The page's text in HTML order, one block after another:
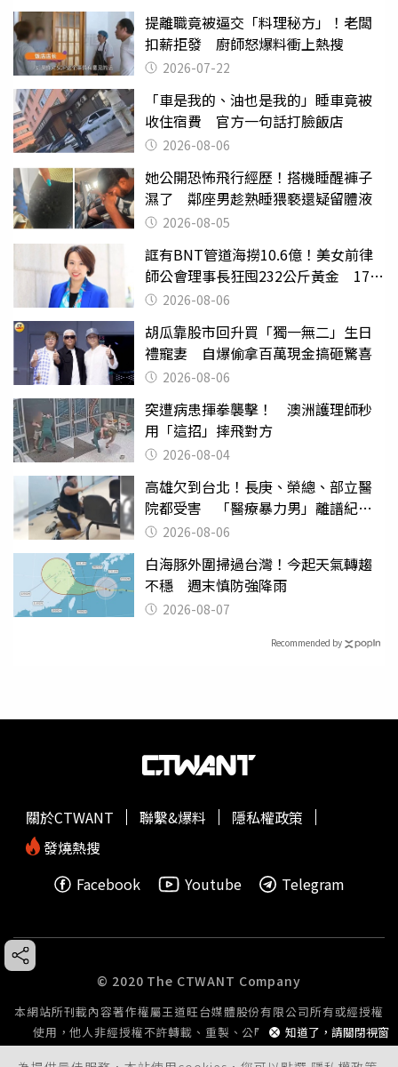
提離職竟被逼交「料理秘方」！老闆
扣薪拒發 廚師怒爆料衝上熱搜
2026-07-22
「車是我的、油也是我的」睡車竟被
收住宿費 官方一句話打臉飯店
2026-08-06
她公開恐怖飛行經歷！搭機睡醒褲子
濕了 鄰座男趁熟睡猥褻還疑留體液
2026-08-05
誆有BNT管道海撈10.6億！美女前律
師公會理事長狂囤232公斤黃金 17人
遭起訴
2026-08-06
胡瓜靠股市回升買「獨一無二」生日
禮寵妻 自爆偷拿百萬現金搞砸驚喜
2026-08-06
突遭病患揮拳襲擊！ 澳洲護理師秒
用「這招」摔飛對方
2026-08-04
高雄欠到台北！長庚、榮總、部立醫
院都受害 「醫療暴力男」離譜紀錄
曝光2026-08-06
白海豚外圍掃過台灣！今起天氣轉趨
不穩 週末慎防強降雨
2026-08-07
Recommended by
知道了，請關閉視窗
關於CTWANT 聯繫&爆料
隱私權政策
發燒熱搜
Facebook
Youtube Telegram
© 2020 The CTWANT Company
本網站所刊載內容著作權屬王道旺台媒體股份有限公司所有或經授權
使用，他人非經授權不許轉載、重製、公開播送或公開傳輸。